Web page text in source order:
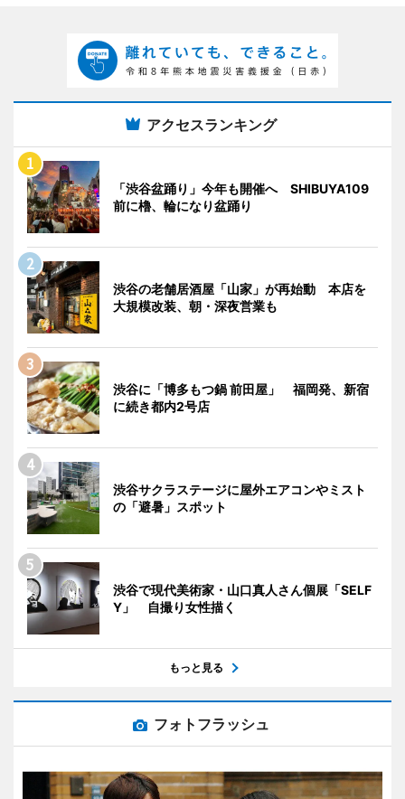
アクセスランキング
「渋谷盆踊り」今年も開催へ SHIBUYA109
前に櫓、輪になり盆踊り
渋谷の老舗居酒屋「山家」が再始動 本店を
大規模改装、朝・深夜営業も
渋谷に「博多もつ鍋 前田屋」 福岡発、新宿
に続き都内2号店
渋谷サクラステージに屋外エアコンやミスト
の「避暑」スポット
渋谷で現代美術家・山口真人さん個展「SELF
Y」 自撮り女性描く
もっと見る
フォトフラッシュ